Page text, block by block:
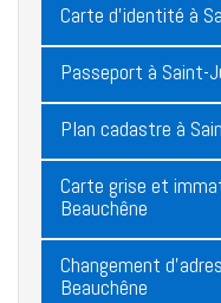
Carte d'identité à
Passeport à Saint-
Plan cadastre à
Carte grise et
Beauchêne
Changement
Beauchêne